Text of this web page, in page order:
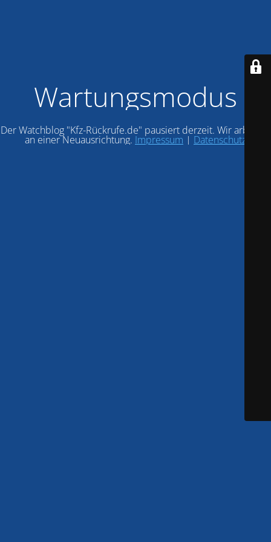
Wartungsmodus
Der Watchblog "Kfz-Rückrufe.de" pausiert derzeit. Wir arbeiten
an einer Neuausrichtung. Impressum | Datenschutz